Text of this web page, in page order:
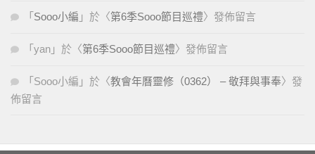
「 Sooo小編 」於〈第6季Sooo節目巡禮〉發佈留言
「 yan 」於〈第6季Sooo節目巡禮〉發佈留言
「 Sooo小編 」於〈教會年曆靈修（0362） – 敬拜與事奉〉發
佈留言